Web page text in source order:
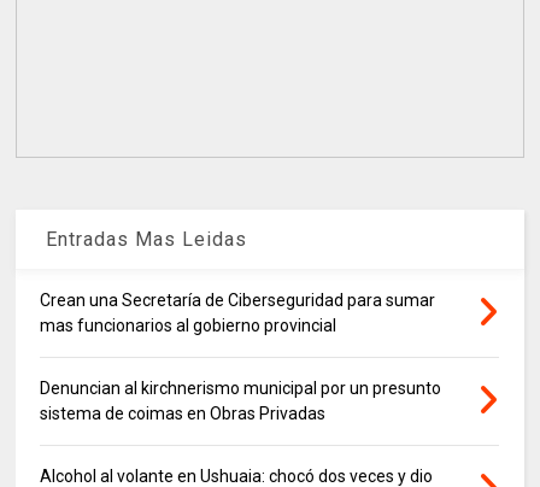
Entradas Mas Leidas
Crean una Secretaría de Ciberseguridad para sumar
mas funcionarios al gobierno provincial
Denuncian al kirchnerismo municipal por un presunto
sistema de coimas en Obras Privadas
Alcohol al volante en Ushuaia: chocó dos veces y dio